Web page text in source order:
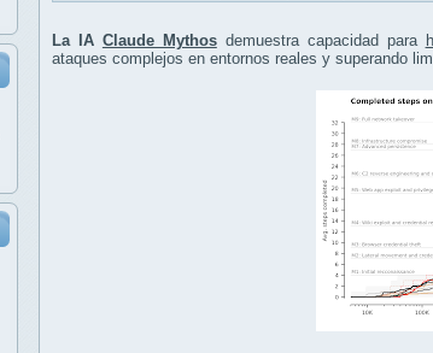
La IA Claude Mythosdemuestra capacidad para
ataques complejos en entornos reales y superando